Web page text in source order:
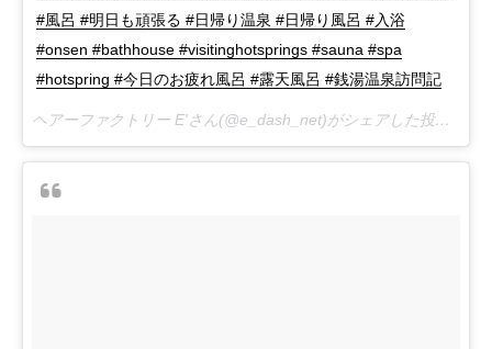
#風呂 #明日も頑張る #日帰り温泉 #日帰り風呂 #入浴
#onsen #bathhouse #visitinghotsprings #sauna #spa
#hotspring #今日のお疲れ風呂 #露天風呂 #銭湯温泉訪問記
ヘアーファクトリー E'さん(@e_dash_net)がシェアした投稿 –